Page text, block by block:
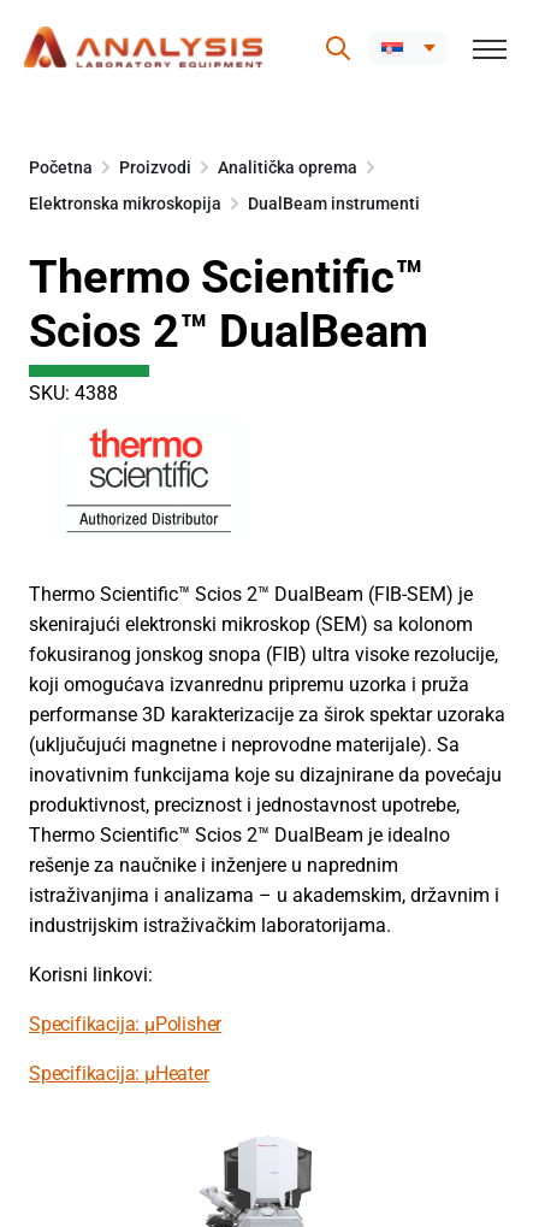
content
Početna Proizvodi
Analitička oprema
Elektronska mikroskopija
DualBeam instrumenti
Thermo Scientific™
Scios 2™ DualBeam
SKU: 4388
Thermo Scientific™ Scios 2™ DualBeam (FIB-SEM) je
skenirajući elektronski mikroskop (SEM) sa kolonom
fokusiranog jonskog snopa (FIB) ultra visoke rezolucije,
koji omogućava izvanrednu pripremu uzorka i pruža
performanse 3D karakterizacije za širok spektar uzoraka
(uključujući magnetne i neprovodne materijale). Sa
inovativnim funkcijama koje su dizajnirane da povećaju
produktivnost, preciznost i jednostavnost upotrebe,
Thermo Scientific™ Scios 2™ DualBeam je idealno
rešenje za naučnike i inženjere u naprednim
istraživanjima i analizama – u akademskim, državnim i
industrijskim istraživačkim laboratorijama.
Korisni linkovi:
Specifikacija: μPolisher
Specifikacija: µHeater